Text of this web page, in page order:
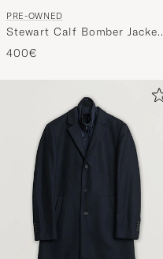
PRE-OWNED
Stewart Calf Bomber Jacket
Dark Brown L
400€